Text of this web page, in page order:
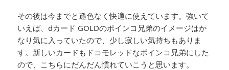
その後は今までと遜色なく快適に使えています。強いて
いえば、dカード GOLDのポインコ兄弟のイメージはか
なり気に入っていたので、少し寂しい気持ちもありま
す。新しいカードもドコモレッドなポインコ兄弟にした
ので、こちらにだんだん慣れていこうと思います。